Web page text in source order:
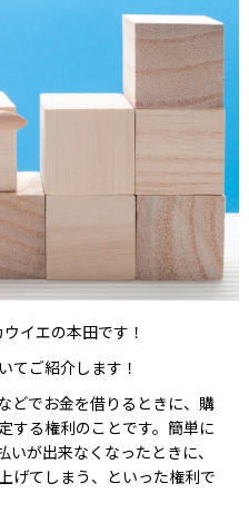
イエの本田です！
てご紹介します！
どでお金を借りるときに、購
する権利のことです。簡単に
が出来なくなったときに、
げてしまう、といった権利で